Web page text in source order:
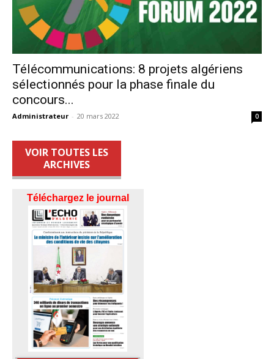
Télécommunications: 8 projets algériens
sélectionnés pour la phase finale du
concours...
Administrateur - 20 mars 2022 0
VOIR TOUTES LES
ARCHIVES